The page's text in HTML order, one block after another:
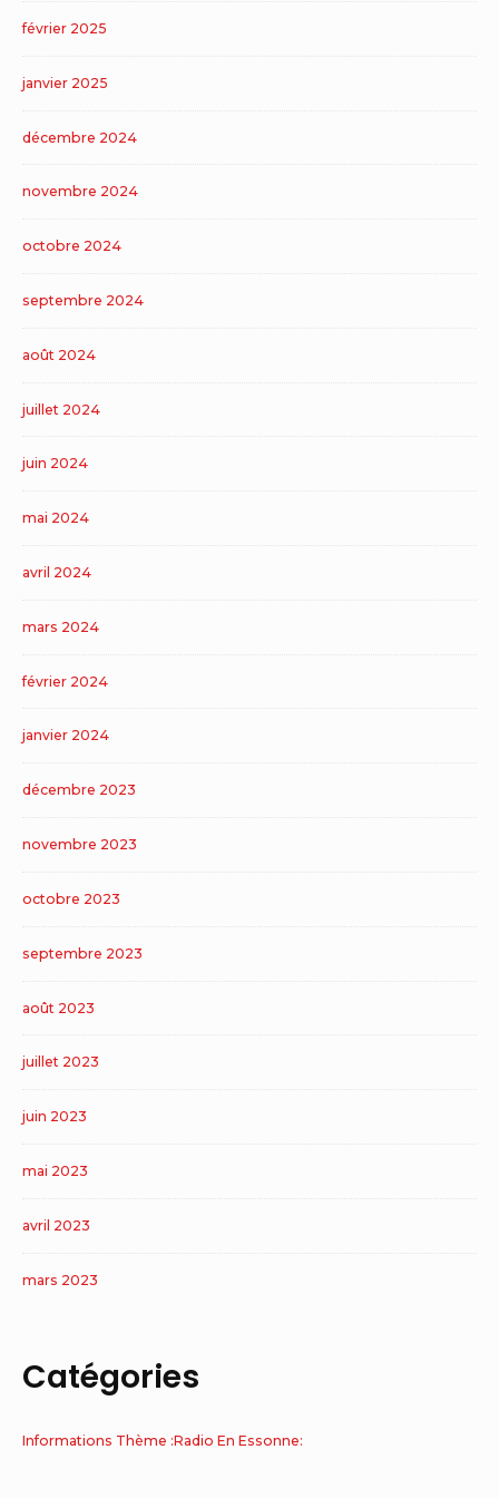
février 2025
janvier 2025
décembre 2024
novembre 2024
octobre 2024
septembre 2024
août 2024
juillet 2024
juin 2024
mai 2024
avril 2024
mars 2024
février 2024
janvier 2024
décembre 2023
novembre 2023
octobre 2023
septembre 2023
août 2023
juillet 2023
juin 2023
mai 2023
avril 2023
mars 2023
Catégories
Informations Thème :Radio En Essonne: